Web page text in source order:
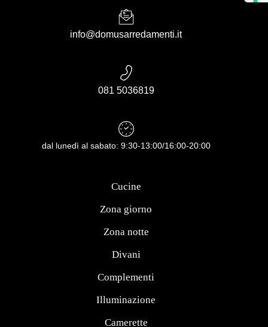
info@domusarredamenti.it
081 5036819
dal lunedì al sabato: 9:30-13:00/16:00-20:00
Cucine
Zona giorno
Zona notte
Divani
Complementi
Illuminazione
Camerette